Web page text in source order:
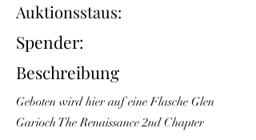
Auktionsstaus:
Spender:
Beschreibung
Geboten wird hier auf eine Flasche Glen
Garioch The Renaissance 2nd Chapter